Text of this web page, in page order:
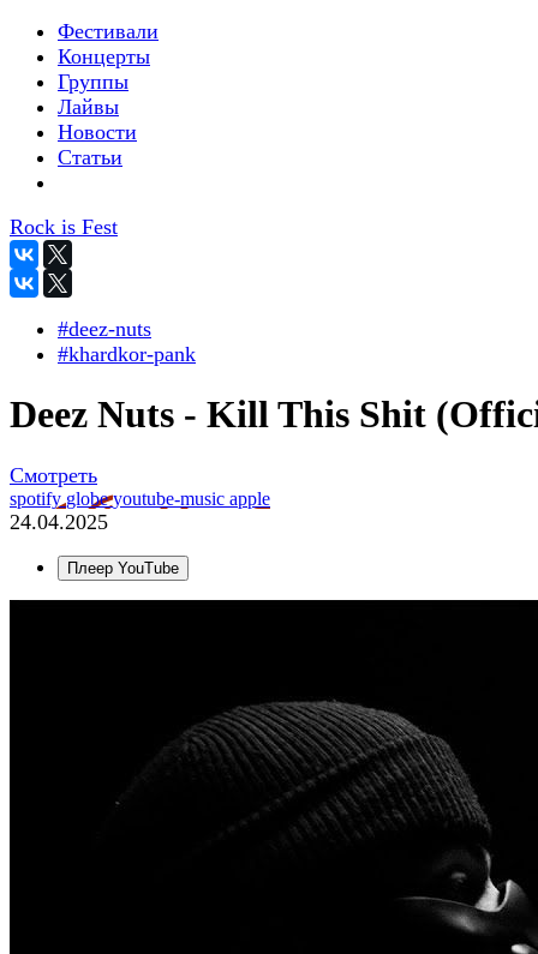
Фестивали
Концерты
Группы
Лайвы
Новости
Статьи
Rock is Fest
#deez-nuts
#khardkor-pank
Deez Nuts - Kill This Shit
Смотреть
spotifyglobeyoutube-music apple
24.04.2025
Плеер YouTube